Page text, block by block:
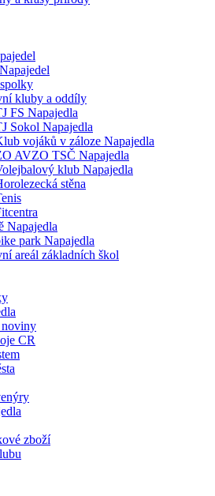
kluby a oddíly
FS Napajedla
Sokol Napajedla
vojáků v záloze Napajedla
AVZO TSČ Napajedla
klub Napajedla
stěna
Napajedla
park Napajedla
areál základních škol
noviny
CR
zboží